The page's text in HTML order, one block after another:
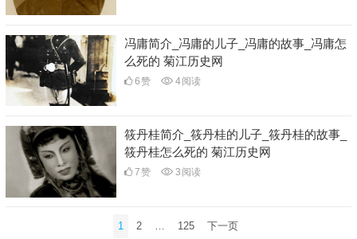
冯庸简介_冯庸的儿子_冯庸的故事_冯庸怎
么死的 菊江历史网
6赞 4阅读
筱丹桂简介_筱丹桂的儿子_筱丹桂的故事_
筱丹桂怎么死的 菊江历史网
7赞 3 阅读
1 2 125 下一页